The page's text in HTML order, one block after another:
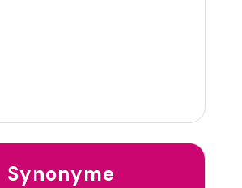
Synonyme